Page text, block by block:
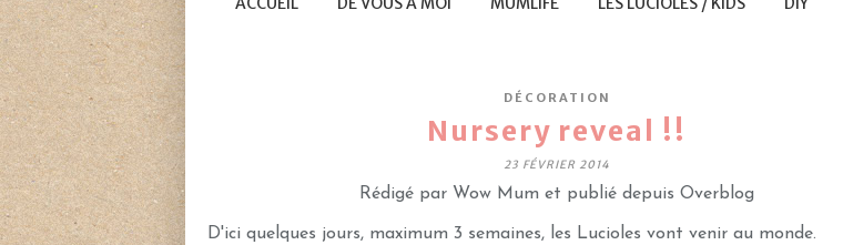
DÉCORATION
Nursery reveal !!
23 FÉVRIER 2014
Rédigé par Wow Mum et publié depuis Overblog
D'ici quelques jours, maximum 3 semaines, les Lucioles vont venir au monde.